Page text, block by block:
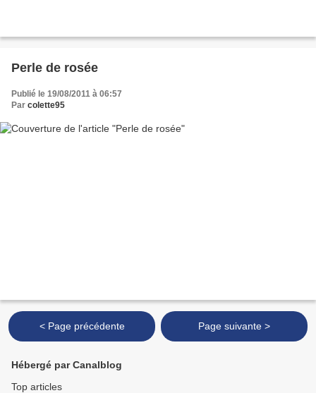
Perle de rosée
Publié le 19/08/2011 à 06:57
Par colette95
< Page précédente Page suivante >
Hébergé par Canalblog
Top articles